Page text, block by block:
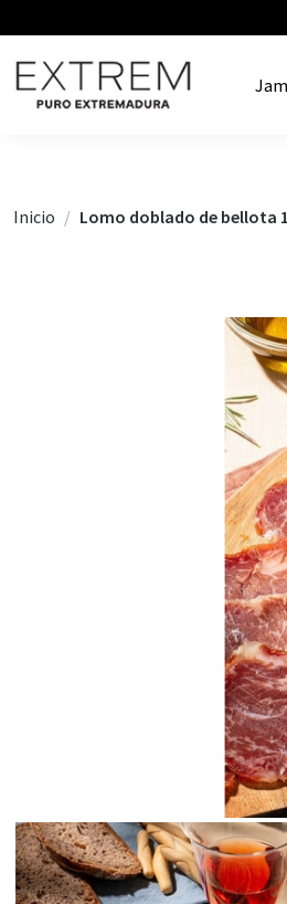
Inicio Lomo doblado de bellota